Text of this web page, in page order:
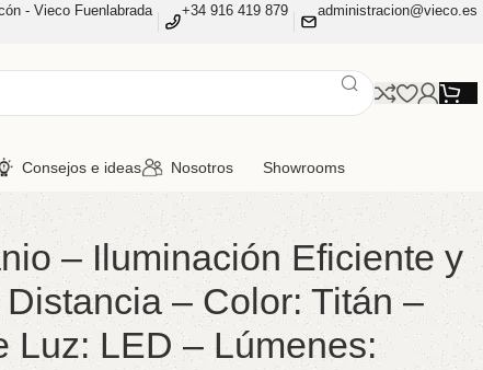
- Vieco Fuenlabrada +34 916 419 879 administracion@vieco.es
Consejos e ideas Nosotros Showrooms
– Iluminación Eficiente y
– Color: Titán –
Luz: LED – Lúmenes: